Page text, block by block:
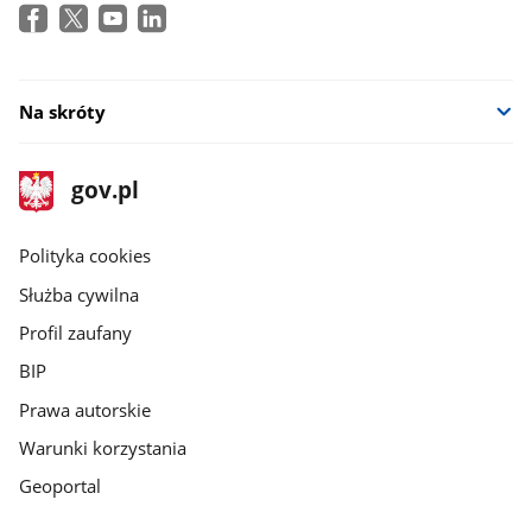
Na skróty
stopka
gov.pl
Strona
gov.pl
gov.pl
Polityka cookies
Służba cywilna
Profil zaufany
BIP
Prawa autorskie
Warunki korzystania
Geoportal